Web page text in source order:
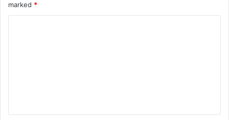
marked *